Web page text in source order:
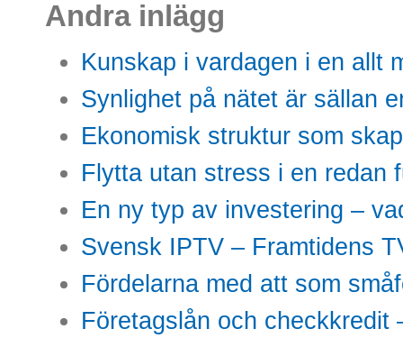
Andra inlägg
Kunskap i vardagen i en allt
Synlighet på nätet är sällan
Ekonomisk struktur som
Flytta utan stress i en redan
En ny typ av investering –
Svensk IPTV – Framtidens
Fördelarna med att som
Företagslån och checkkredit